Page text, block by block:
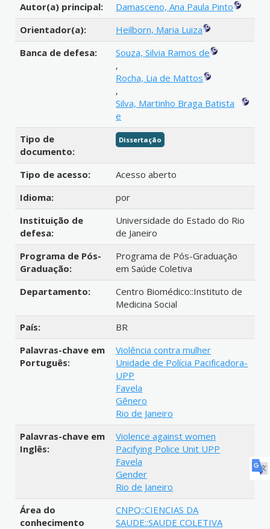
Autor(a) principal:
Damasceno, Ana Paula Pinto
Orientador(a):
Heilborn, Maria Luiza
Banca de defesa:
Souza, Silvia Ramos de
,
Rocha, Lia de Mattos
,
Silva, Martinho Braga Batista
e
Tipo de
documento:
Dissertação
Tipo de acesso:
Acesso aberto
Idioma:
por
Instituição de
defesa:
Universidade do Estado do Rio
de Janeiro
Programa de Pós-
Graduação:
Programa de Pós-Graduação
em Saúde Coletiva
Departamento:
Centro Biomédico::Instituto de
Medicina Social
País:
BR
Palavras-chave em
Português:
Violência contra mulher
Unidade de Polícia Pacificadora-
UPP
Favela
Gênero
Rio de Janeiro
Palavras-chave em
Inglês:
Violence against women
Pacifying Police Unit UPP
Favela
Gender
Rio de Janeiro
Área do
conhecimento
CNPQ::CIENCIAS DA
SAUDE::SAUDE COLETIVA